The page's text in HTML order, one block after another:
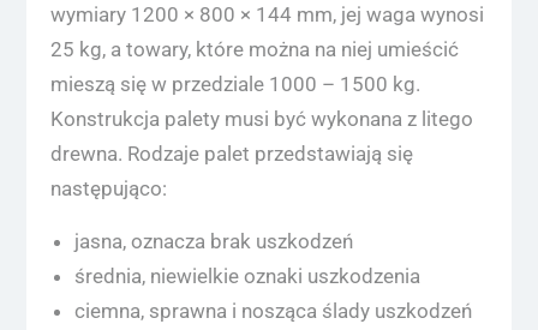
wymiary 1200 × 800 × 144 mm, jej waga wynosi
25 kg, a towary, które można na niej umieścić
mieszą się w przedziale 1000 – 1500 kg.
Konstrukcja palety musi być wykonana z litego
drewna. Rodzaje palet przedstawiają się
następująco:
jasna, oznacza brak uszkodzeń
średnia, niewielkie oznaki uszkodzenia
ciemna, sprawna i nosząca ślady uszkodzeń